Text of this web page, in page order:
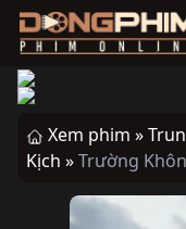
Xem phim »
Kịch »Trường